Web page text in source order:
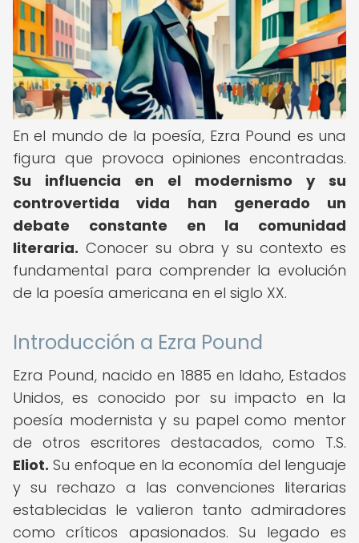
En el mundo de la poesía, Ezra Pound es una
figura que provoca opiniones encontradas.
Su influencia en el modernismo y su
controvertida vida han generado un
debate constante en la comunidad
literaria. Conocer su obra y su contexto es
fundamental para comprender la evolución
de la poesía americana en el siglo XX.
Introducción a Ezra Pound
Ezra Pound, nacido en 1885 en Idaho, Estados
Unidos, es conocido por su impacto en la
poesía modernista y su papel como mentor
de otros escritores destacados, como T.S.
Eliot. Su enfoque en la economía del lenguaje
y su rechazo a las convenciones literarias
establecidas le valieron tanto admiradores
como críticos apasionados. Su legado es